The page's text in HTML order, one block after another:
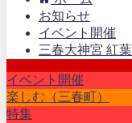
お知らせ
イベント開催
三春大神宮 紅
イベント開催
楽しむ（三春町）
特集